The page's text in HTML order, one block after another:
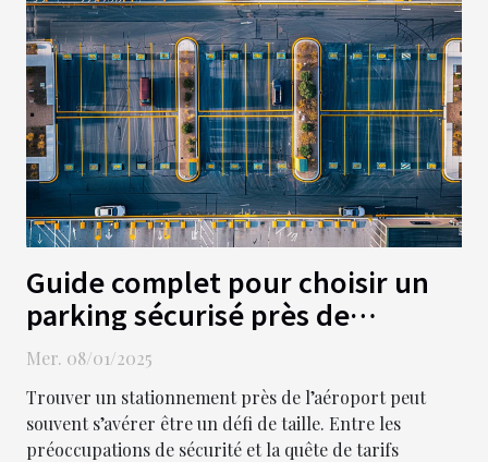
Guide complet pour choisir un
parking sécurisé près de
l'aéroport
Mer. 08/01/2025
Trouver un stationnement près de l’aéroport peut
souvent s’avérer être un défi de taille. Entre les
préoccupations de sécurité et la quête de tarifs